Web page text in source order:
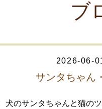
ブ
2026-06-
サンタちゃん
犬のサンタちゃんと猫の